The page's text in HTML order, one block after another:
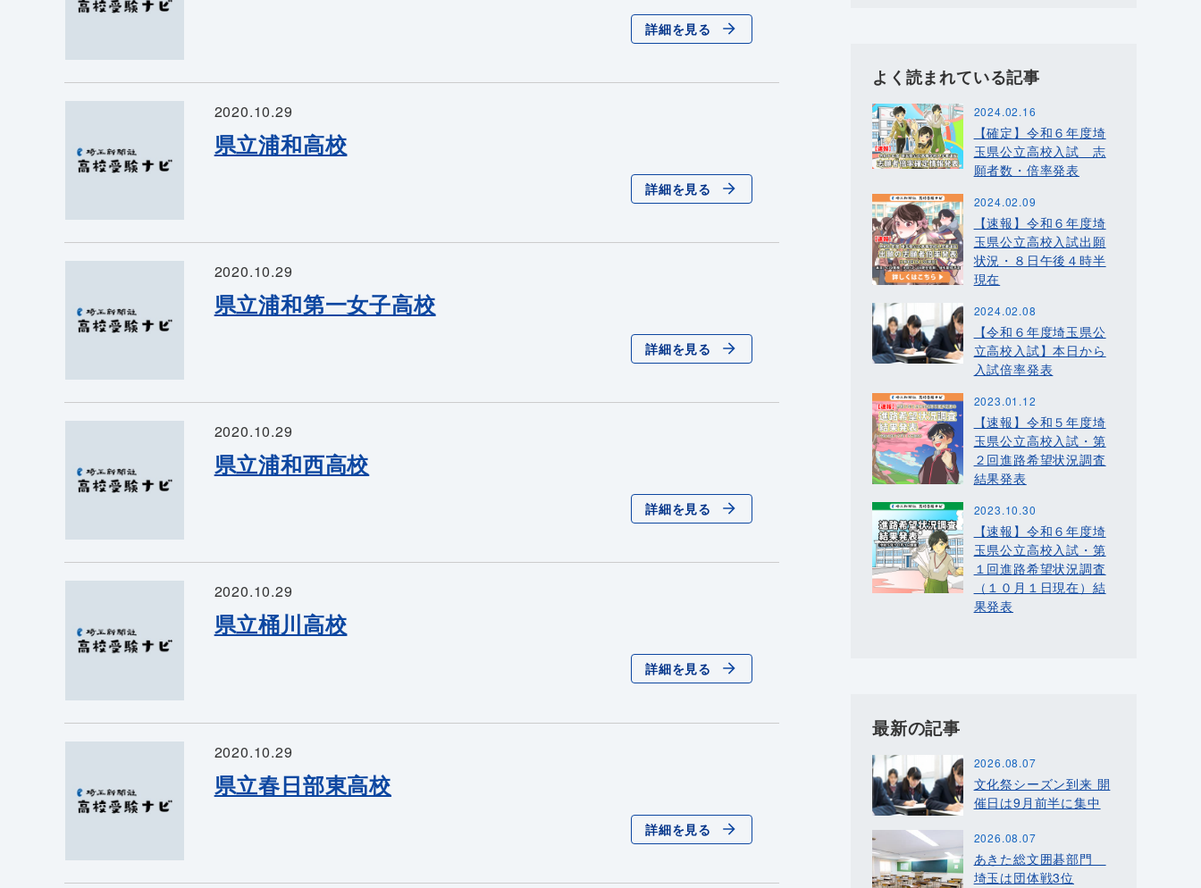
詳細を見る
2020.10.29
県立浦和高校
詳細を見る
2020.10.29
県立浦和第一女子高校
詳細を見る
2020.10.29
県立浦和西高校
詳細を見る
2020.10.29
県立桶川高校
詳細を見る
2020.10.29
県立春日部東高校
詳細を見る
よく読まれている記事
2024.02.16
【確定】令和６年度埼
玉県公立高校入試 志
願者数・倍率発表
2024.02.09
【速報】令和６年度埼
玉県公立高校入試出願
状況・８日午後４時半
現在
2024.02.08
【令和６年度埼玉県公
立高校入試】本日から
入試倍率発表
2023.01.12
【速報】令和５年度埼
玉県公立高校入試・第
２回進路希望状況調査
結果発表
2023.10.30
【速報】令和６年度埼
玉県公立高校入試・第
１回進路希望状況調査
（１０月１日現在）結
果発表
最新の記事
2026.08.07
文化祭シーズン到来 開
催日は9月前半に集中
2026.08.07
あきた総文囲碁部門
埼玉は団体戦3位